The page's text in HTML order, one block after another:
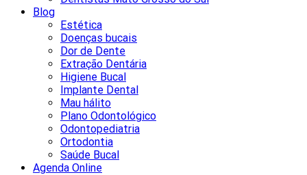
Blog
Estética
Doenças bucais
Dor de Dente
Extração Dentária
Higiene Bucal
Implante Dental
Mau hálito
Plano Odontológico
Odontopediatria
Ortodontia
Saúde Bucal
Agenda Online